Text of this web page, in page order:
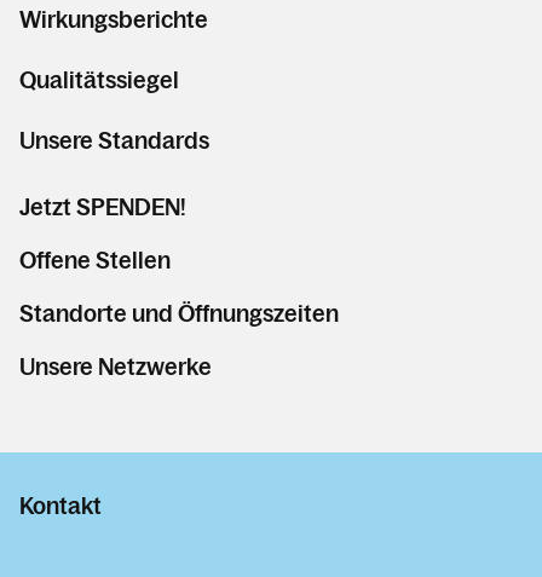
Wirkungsberichte
Qualitätssiegel
Unsere Standards
Jetzt SPENDEN!
Offene Stellen
Standorte und Öffnungszeiten
Unsere Netzwerke
Kontakt